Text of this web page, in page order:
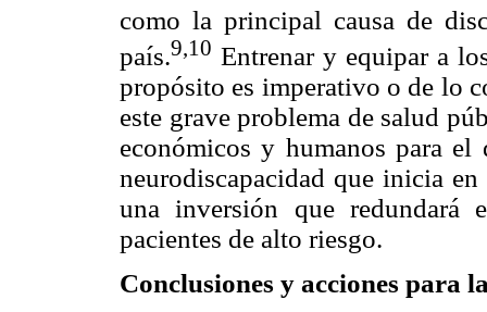
como la principal causa de
país.9,10 Entrenar y equipar a
propósito es imperativo o de lo
este grave problema de salud
económicos y humanos para
neurodiscapacidad que inicia
una inversión que
pacientes de alto riesgo.
Conclusiones y acciones para